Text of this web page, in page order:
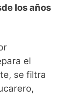
los años
el
se filtra